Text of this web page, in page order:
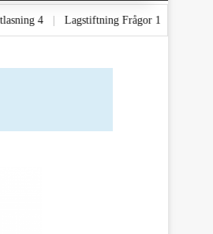
| Kartlasning 4 | Lagstiftning Frågor 1